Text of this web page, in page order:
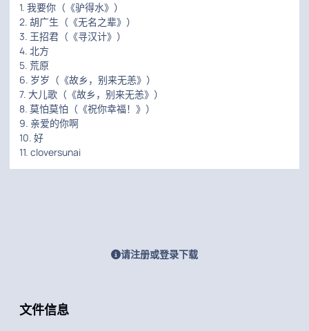
1. 我要你（《驴得水》）
2. 胡广生（《无名之辈》）
3. 王招君（《寻汉计》）
4. 北方
5. 荒原
6. 岁岁（《故乡，别来无恙》）
7. 大儿歌（《故乡，别来无恙》）
8. 莫怕莫怕（《祝你幸福！》）
9. 亲爱的你啊
10. 好
11. cloversunai
请注册或登录下载
文件信息